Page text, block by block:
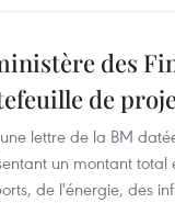
des
de
lettre de la BM
un montant
de l'énergie, des